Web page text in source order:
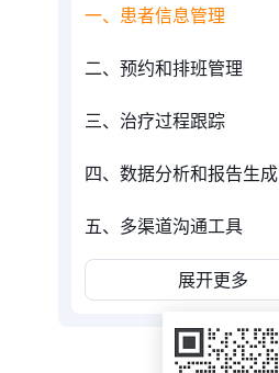
一、患者信息管理
二、预约和排班管理
三、治疗过程跟踪
四、数据分析和报告生成
五、多渠道沟通工具
展开更多